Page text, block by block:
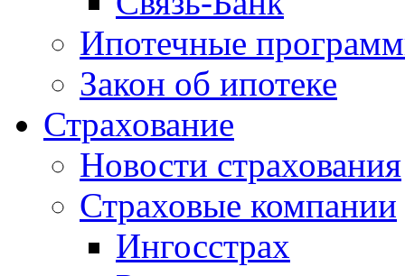
Ипотечные
Закон об ипотеке
Страхование
Новости страхования
Страховые компании
Ингосстрах